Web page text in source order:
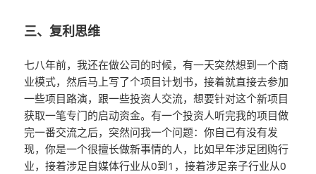
三、复利思维
七八年前，我还在做公司的时候，有一天突然想到一个商
业模式，然后马上写了个项目计划书，接着就直接去参加
一些项目路演，跟一些投资人交流，想要针对这个新项目
获取一笔专门的启动资金。有一个投资人听完我的项目做
完一番交流之后，突然问我一个问题：你自己有没有发
现，你是一个很擅长做新事情的人，比如早年涉足团购行
业，接着涉足自媒体行业从0到1，接着涉足亲子行业从0